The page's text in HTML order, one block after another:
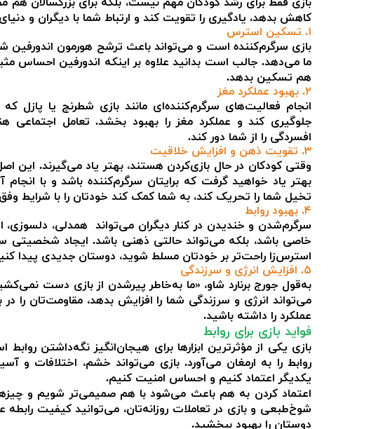
کاهش بدهد، یادگیری را تقویت کند و ارتباط شما با دیگران و دنیای
۱. تسکین استرس
بازی سرگرم‌کننده است و می‌تواند باعث ترشح هورمون
ما می‌دهد. جالب است بدانید علاوه بر اینکه اندورفین احساس
هم تسکین بدهد.
۲. بهبود عملکرد مغز
انجام فعالیت‌های سرگرم‌کننده‌ای مانند بازی شطرنج یا پازل
جلوگیری کند و عملکرد مغز را بهبود بخشد. تعامل اجتماعی
افسردگی را از شما دور کند.
۳. تقویت ذهن و افزایش خلاقیت
وقتی کودکان در حال بازی‌کردن هستند، بهتر یاد می‌گیرند. این
بهتر یاد خواهید گرفت که برایتان سرگرم‌کننده باشد و با
تخیل شما را تحریک کند، به شما کمک کند خودتان را با شرایط
۴. بهبود روابط
سرگرم‌‌شدن و خندیدن در کنار دیگران می‌تواند همدلی، دلسوزی،
خاصی باشد، بلکه می‌تواند حالتی ذهنی باشد. ایجاد
استرس‌زا راحت‌تر بر خودتان مسلط شوید، دوستان جدیدی پیدا
۵. افزایش انرژی و سرزندگی
به‌قول جورج برنارد شاو، «ما به‌خاطر پیرشدن از بازی دست
می‌تواند انرژی و سرزندگی شما را افزایش بدهد، مقاومت‌تان را
عملکرد را داشته باشید.
فواید بازی برای روابط
بازی یکی از مؤثرترین ابزارها برای هیجان‌انگیز نگه‌داشتن
روابط را به ارمغان می‌آورد. بازی می‌تواند خشم، اختلافات و
یکدیگر اعتماد کنیم و احساس امنیت کنیم.
اعتماد کردن به هم باعث می‌شود با هم صمیمی‌تر شویم و
شوخ‌طبعی و بازی در تعاملات روزانه‌تان، می‌توانید کیفیت رابطه
دوستان را بهبود ببخشید.